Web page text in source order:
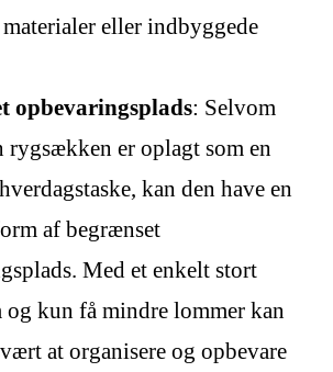
eller indbyggede
opbevaringsplads: Selvom
rygsækken er oplagt som en
kan den have en
af begrænset
Med et enkelt stort
og kun få mindre lommer kan
at organisere og opbevare